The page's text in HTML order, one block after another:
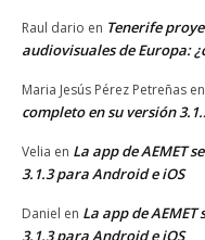
Raul dario en Tenerife
audiovisuales de Europa:
Maria Jesús Pérez Petreñas en
completo en su versión
Velia en La app de AEMET
3.1.3 para Android e iOS
Daniel en La app de